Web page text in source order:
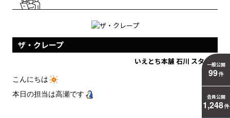
ザ・クレープ
いえとち本舗 石川 スタッフ
こんにちは
本日の担当は高瀬です
一般公開
99件
会員公開
1,248件